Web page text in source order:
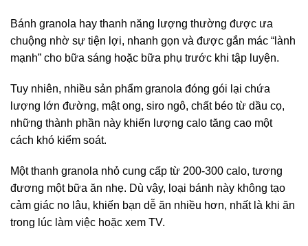
Bánh granola hay thanh năng lượng thường được ưa
chuộng nhờ sự tiện lợi, nhanh gọn và được gắn mác “lành
mạnh” cho bữa sáng hoặc bữa phụ trước khi tập luyện.
Tuy nhiên, nhiều sản phẩm granola đóng gói lại chứa
lượng lớn đường, mật ong, siro ngô, chất béo từ dầu cọ,
những thành phần này khiến lượng calo tăng cao một
cách khó kiểm soát.
Một thanh granola nhỏ cung cấp từ 200-300 calo, tương
đương một bữa ăn nhẹ. Dù vậy, loại bánh này không tạo
cảm giác no lâu, khiến bạn dễ ăn nhiều hơn, nhất là khi ăn
trong lúc làm việc hoặc xem TV.